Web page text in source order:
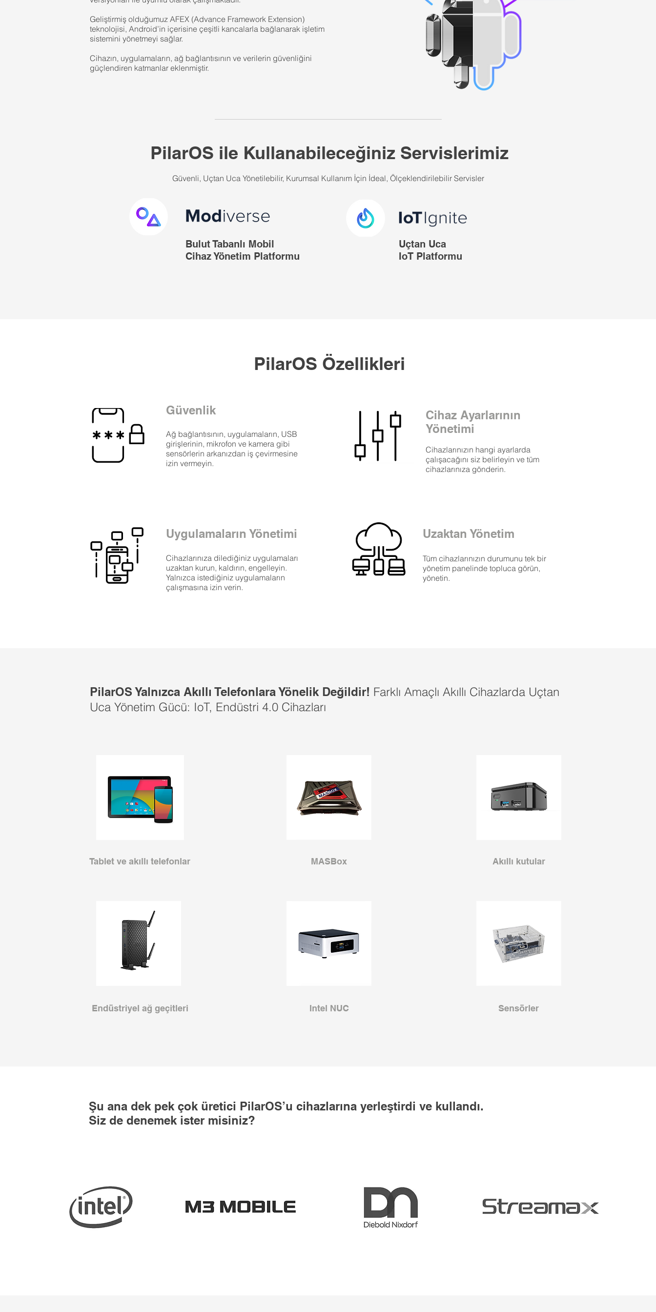
Geliştirmiş olduğumuz AFEX (Advance Framework Extension)
teknolojisi, Android’in içerisine çeşitli kancalarla bağlanarak işletim
sistemini yönetmeyi sağlar.
Cihazın, uygulamaların, ağ bağlantısının ve verilerin güvenliğini
güçlendiren katmanlar eklenmiştir.
PilarOS ile Kullanabileceğiniz Servislerimiz
Güvenli, Uçtan Uca Yönetilebilir, Kurumsal Kullanım İçin İdeal, Ölçeklendirilebilir Servisler
Bulut Tabanlı Mobil
Cihaz Yönetim Platformu
Uçtan Uca
IoT Platformu
PilarOS Özellikleri
Güvenlik
Ağ bağlantısının, uygulamaların, USB
girişlerinin, mikrofon ve kamera gibi
sensörlerin arkanızdan iş çevirmesine
izin vermeyin.
Cihaz Ayarlarının
Yönetimi
Cihazlarınızın hangi ayarlarda
çalışacağını siz belirleyin ve tüm
cihazlarınıza gönderin.
Uygulamaların Yönetimi
Cihazlarınıza dilediğiniz uygulamaları
uzaktan kurun, kaldırın, engelleyin.
Yalnızca istediğiniz uygulamaların
çalışmasına izin verin.
Uzaktan Yönetim
Tüm cihazlarınızın durumunu tek bir
yönetim panelinde topluca görün,
yönetin.
PilarOS Yalnızca Akıllı Telefonlara Yönelik Değildir! Farklı Amaçlı Akıllı Cihazlarda Uçtan
Uca Yönetim Gücü: IoT, Endüstri 4.0 Cihazları
Tablet ve akıllı telefonlar
Endüstriyel ağ geçitleri
MASBox
Intel NUC
Akıllı kutular
Sensörler
Şu ana dek pek çok üretici PilarOS’u cihazlarına yerleştirdi ve kullandı.
Siz de denemek ister misiniz?